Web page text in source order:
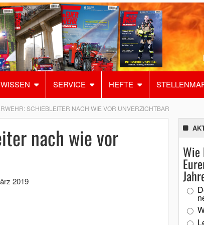
WISSEN SERVICE HEFTE
SCHIEBLEITER NACH WIE VOR UNVERZICHTBAR
nach wie vor
2019